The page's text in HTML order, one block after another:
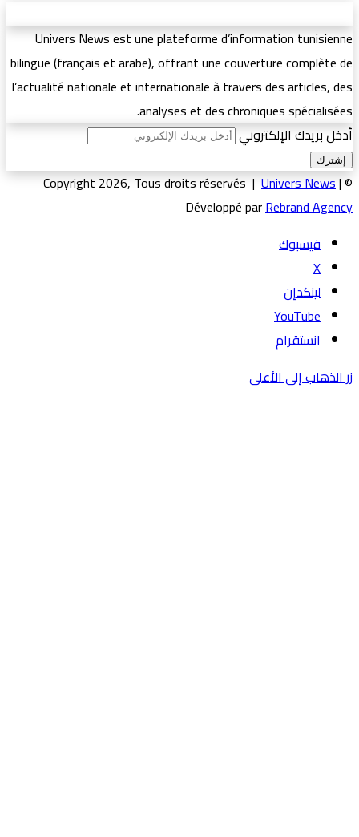
Univers News est une plateforme d’information tunisienne
bilingue (français et arabe), offrant une couverture complète de
l’actualité nationale et internationale à travers des articles, des
analyses et des chroniques spécialisées.
أدخل بريدك الإلكتروني
© Copyright 2026, Tous droits réservés |
Univers News|
Développé parRebrand Agency
فيسبوك
‫X
لينكدإن
‫YouTube
انستقرام
زر الذهاب إلى الأعلى